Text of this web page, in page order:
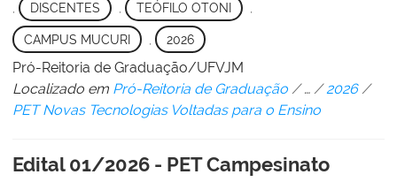
DISCENTES TEÓFILO OTONI
CAMPUS MUCURI 2026
Pró-Reitoria de Graduação/UFVJM
Localizado em Pró-Reitoria de Graduação /… /2026 /
PET Novas Tecnologias Voltadas para o Ensino
Edital 01/2026 - PET Campesinato